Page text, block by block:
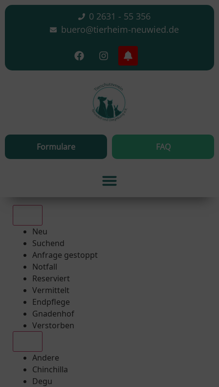
0 2631 - 55 356
buero@tierheim-neuwied.de
Formulare FAQ
Neu
Suchend
Anfrage gestoppt
Notfall
Reserviert
Vermittelt
Endpflege
Gnadenhof
Verstorben
Andere
Chinchilla
Degu